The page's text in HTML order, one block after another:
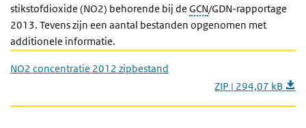
stikstofdioxide (NO2) behorende bij de GCN/GDN-rapportage
2013. Tevens zijn een aantal bestanden opgenomen met
additionele informatie.
NO2 concentratie 2012 zipbestand
ZIP | 294,07 kB